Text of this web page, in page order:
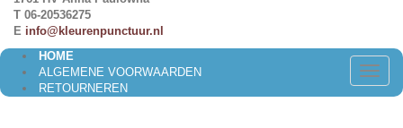
T 06-20536275
E info@kleurenpunctuur.nl
Toggle
HOME
ALGEMENE VOORWAARDEN
RETOURNEREN